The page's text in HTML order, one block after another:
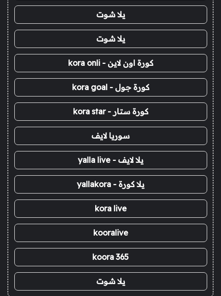
يلا شوت
يلا شوت
كورة اون لاين - kora onli
كورة جول - kora goal
كورة ستار - kora star
سوريا لايف
يلا لايف - yalla live
يلا كورة - yallakora
kora live
kooralive
koora 365
يلا شوت